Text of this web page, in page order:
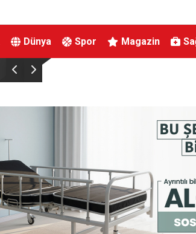
Dünya Spor Magazin
Kahramanmaraş’ta Ağustos Fuarında Funda Arar